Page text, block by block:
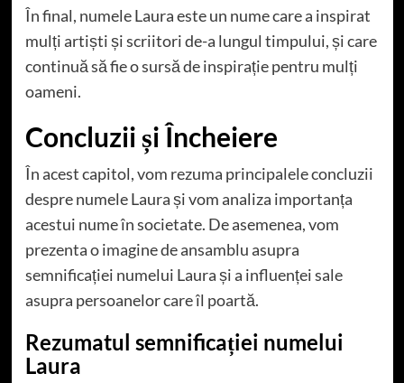
În final, numele Laura este un nume care a inspirat
mulți artiști și scriitori de-a lungul timpului, și care
continuă să fie o sursă de inspirație pentru mulți
oameni.
Concluzii și Încheiere
În acest capitol, vom rezuma principalele concluzii
despre numele Laura și vom analiza importanța
acestui nume în societate. De asemenea, vom
prezenta o imagine de ansamblu asupra
semnificației numelui Laura și a influenței sale
asupra persoanelor care îl poartă.
Rezumatul semnificației numelui
Laura